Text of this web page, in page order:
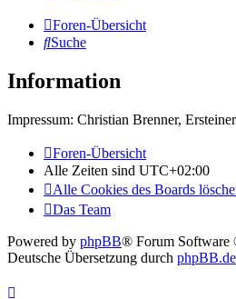
Foren-Übersicht
Suche
Information
Impressum: Christian Brenner,
Foren-Übersicht
Alle Zeiten sind UTC+02:00
Alle Cookies des Boards
Das Team
Powered by phpBB® Forum
Deutsche Übersetzung durch phpBB.de